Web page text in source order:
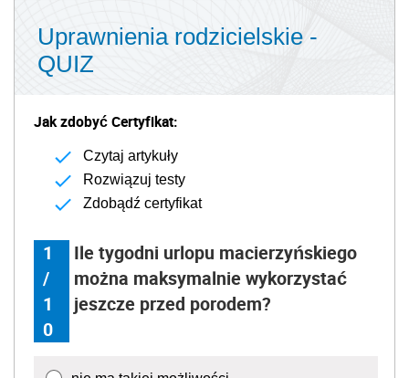
Uprawnienia rodzicielskie -
QUIZ
Jak zdobyć Certyfikat:
Czytaj artykuły
Rozwiązuj testy
Zdobądź certyfikat
1
/
1
0
Ile tygodni urlopu macierzyńskiego
można maksymalnie wykorzystać
jeszcze przed porodem?